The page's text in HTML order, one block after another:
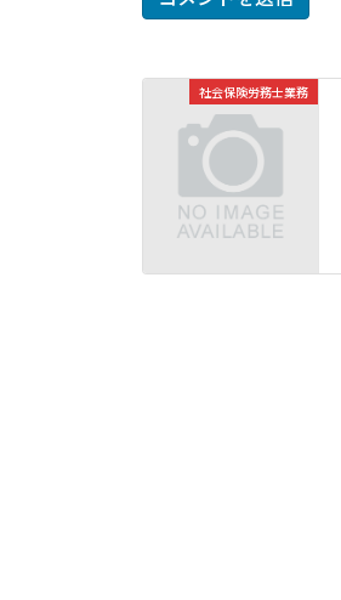
社会保険労務士業務